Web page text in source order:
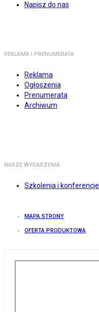
Napisz do nas
REKLAMA I PRENUMERATA
Reklama
Ogłoszenia
Prenumerata
Archiwum
NASZE WYDARZENIA
Szkolenia i konferencje
MAPA STRONY
OFERTA PRODUKTOWA